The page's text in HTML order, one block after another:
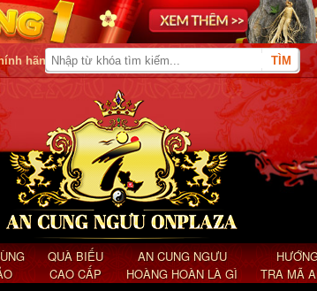
hãng
QUÀ BIẾU
CAO CẤP
AN CUNG NGƯU
HOÀNG HOÀN LÀ GÌ
TRA MÃ